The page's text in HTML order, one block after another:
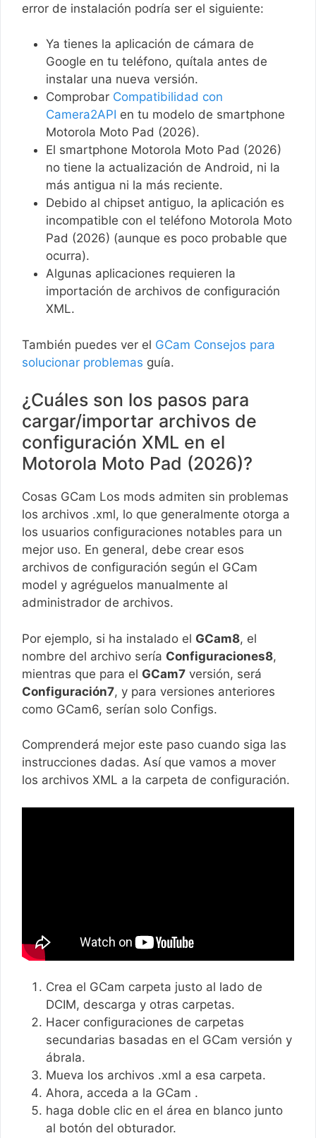
error de instalación podría ser el siguiente:
Ya tienes la aplicación de cámara de
Google en tu teléfono, quítala antes de
instalar una nueva versión.
Comprobar Compatibilidad con
Camera2API en tu modelo de smartphone
Motorola Moto Pad (2026).
El smartphone Motorola Moto Pad (2026)
no tiene la actualización de Android, ni la
más antigua ni la más reciente.
Debido al chipset antiguo, la aplicación es
incompatible con el teléfono Motorola Moto
Pad (2026) (aunque es poco probable que
ocurra).
Algunas aplicaciones requieren la
importación de archivos de configuración
XML.
También puedes ver el GCam Consejos para
solucionar problemas guía.
¿Cuáles son los pasos para
cargar/importar archivos de
configuración XML en el
Motorola Moto Pad (2026)?
Cosas GCam Los mods admiten sin problemas
los archivos .xml, lo que generalmente otorga a
los usuarios configuraciones notables para un
mejor uso. En general, debe crear esos
archivos de configuración según el GCam
model y agréguelos manualmente al
administrador de archivos.
Por ejemplo, si ha instalado el GCam8, el
nombre del archivo sería Configuraciones8,
mientras que para el GCam7 versión, será
Configuración7, y para versiones anteriores
como GCam6, serían solo Configs.
Comprenderá mejor este paso cuando siga las
instrucciones dadas. Así que vamos a mover
los archivos XML a la carpeta de configuración.
Crea el GCam carpeta justo al lado de
DCIM, descarga y otras carpetas.
Hacer configuraciones de carpetas
secundarias basadas en el GCam versión y
ábrala.
Mueva los archivos .xml a esa carpeta.
Ahora, acceda a la GCam .
haga doble clic en el área en blanco junto
al botón del obturador.